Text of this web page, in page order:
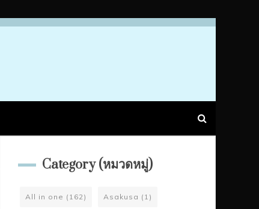
Category (หมวดหมู่)
All in one (162) Asakusa (1)